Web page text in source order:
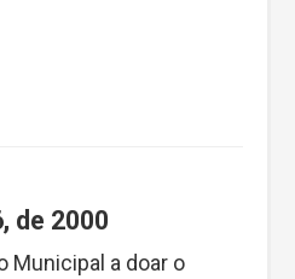
de 2000
Municipal a doar o